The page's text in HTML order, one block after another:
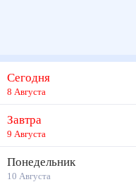
Сегодня
8 Августа
Завтра
9 Августа
Понедельник
10 Августа